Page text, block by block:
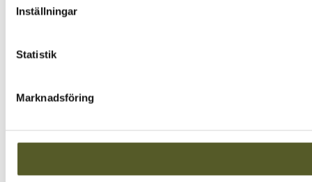
Inställningar
Statistik
Marknadsföring